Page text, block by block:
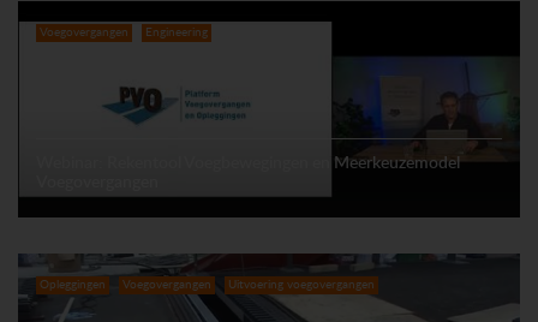
Voegovergangen Engineering
Webinar: Rekentool Voegbewegingen en Meerkeuzemodel
Opleggingen Voegovergangen Uitvoering voegovergangen